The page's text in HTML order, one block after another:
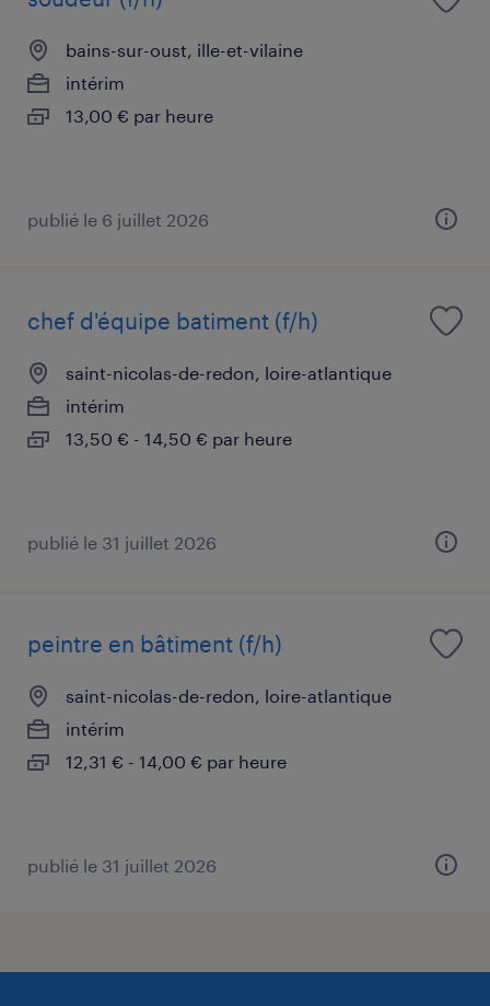
bains-sur-oust, ille-et-vilaine
intérim
13,00 € par heure
publié le 6 juillet 2026
chef d'équipe batiment (f/h)
saint-nicolas-de-redon, loire-atlantique
intérim
13,50 € - 14,50 € par heure
publié le 31 juillet 2026
peintre en bâtiment (f/h)
saint-nicolas-de-redon, loire-atlantique
intérim
12,31 € - 14,00 € par heure
publié le 31 juillet 2026